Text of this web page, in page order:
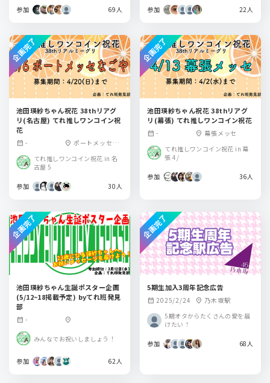
参加 69人 参加 22人
池田瑛紗ちゃん祝花 38thリアグ
リ(名古屋) てれ推しワンコイン祝
花
calendar_month - location_on ポートメッセな
てれ推しワンコイン祝花 in 名
古屋 5
参加 30人
企画完了
池田瑛紗ちゃん祝花 38thリアグ
リ(幕張) てれ推しワンコイン祝花
calendar_month - location_on 幕張メッセ
てれ推しワンコイン祝花 in 幕
張 4/
参加 36人
企画完了
池田瑛紗ちゃん生誕ポスター企画
(5/12~18掲載予定) byてれ班発見
部
calendar_month - location_on
みんなでお祝いしましょう！
参加 62人
企画完了
5期生加入3周年記念広告
calendar_month 2025/2/24 location_on 乃木坂駅
5期オタからたくさんの愛を届
けたい！
参加 68人
企画完了